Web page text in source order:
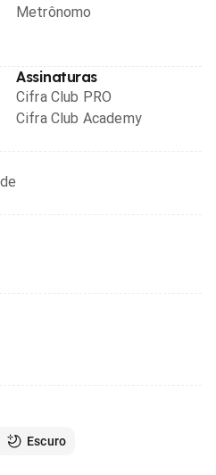
Metrônomo
Assinaturas
Cifra Club PRO
Cifra Club Academy
Escuro